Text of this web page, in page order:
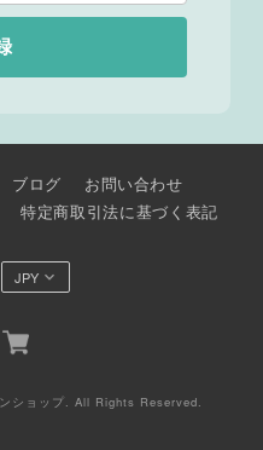
ブログ
お問い合わせ
特定商取引法に基づく表記
ショップ. All Rights Reserved.